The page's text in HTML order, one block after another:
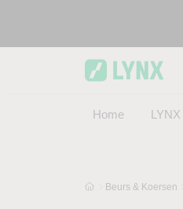
Home
Beurs & Koersen